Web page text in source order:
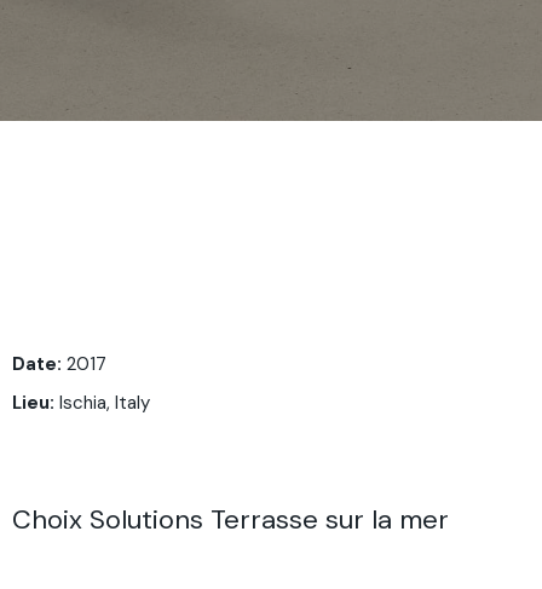
Date: 2017
Lieu: Ischia, Italy
Choix Solutions Terrasse sur la mer